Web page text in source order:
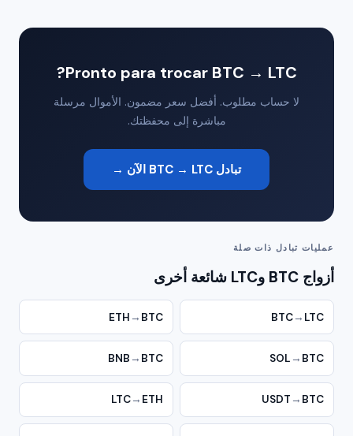
Pronto para trocar BTC → LTC?
لا حساب مطلوب. أفضل سعر مضمون. الأموال مرسلة
مباشرة إلى محفظتك.
تبادل BTC → LTC الآن →
عمليات تبادل ذات صلة
أزواج BTC وLTC شائعة أخرى
LTC
→
BTC
BTC
→
ETH
BTC
→
SOL
BTC
→
BNB
BTC
→
USDT
ETH
→
LTC